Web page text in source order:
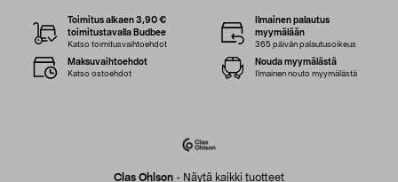
Clas Ohlson - Näytä kaikki tuotteet
Toimitus alkaen 3,90 €
toimitustavalla Budbee
Katso toimitusvaihtoehdot
Ilmainen palautus
myymälään
365 päivän palautusoikeus
Maksuvaihtoehdot
Katso ostoehdot
Nouda myymälästä
Ilmainen nouto myymälästä